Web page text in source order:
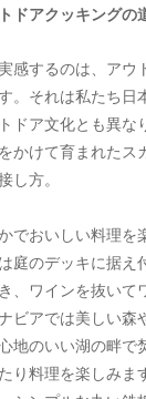
ドアクッキングの
感するのは、アウ
。それは私たち日
ドア文化とも異な
かけて育まれたス
し方。
でおいしい料理を
庭のデッキに据え
、ワインを抜いて
ビアでは美しい森
地のいい湖の畔で
り料理を楽しみま